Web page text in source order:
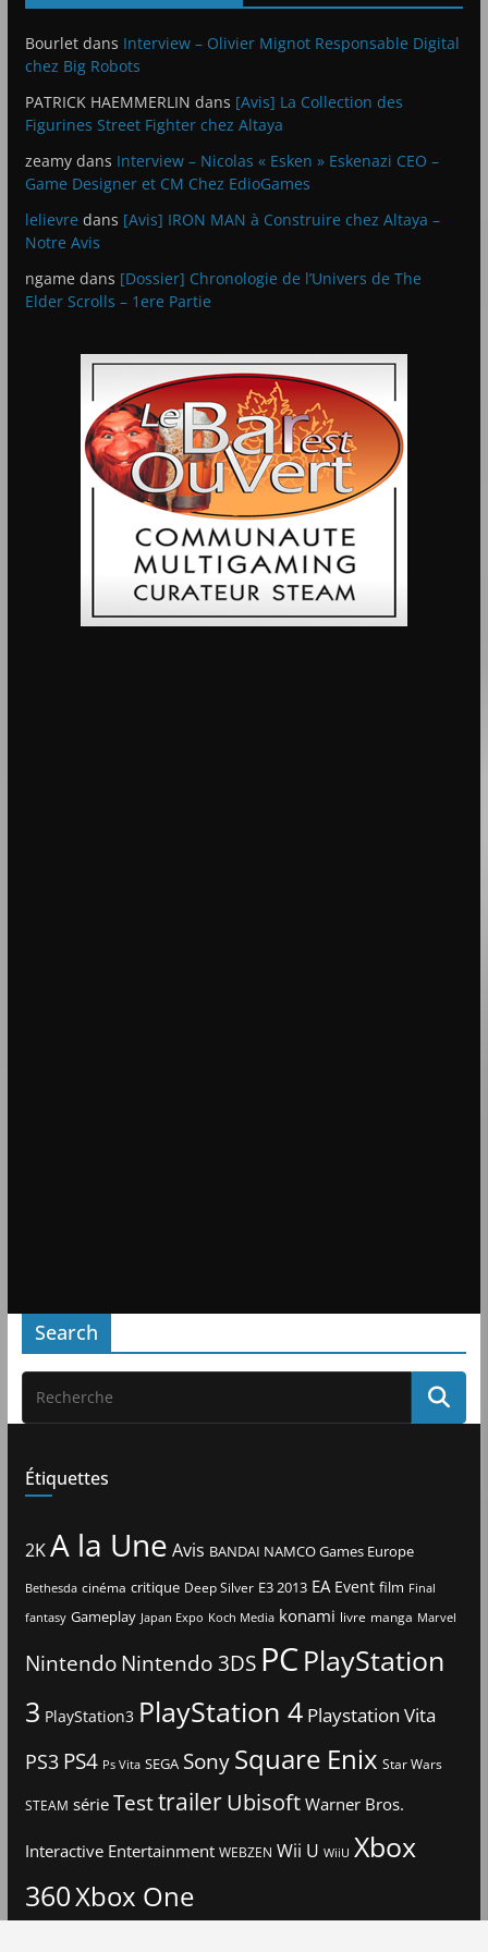
Bourletdans Interview – Olivier Mignot Responsable Digital
chez Big Robots
PATRICK HAEMMERLIN dans [Avis] La Collection des
Figurines Street Fighter chez Altaya
zeamydans Interview – Nicolas « Esken » Eskenazi CEO –
Game Designer et CM Chez EdioGames
lelievre dans [Avis] IRON MAN à Construire chez Altaya –
Notre Avis
ngame dans [Dossier] Chronologie de l’Univers de The
Elder Scrolls – 1ere Partie
Search
Étiquettes
2KA la Une Avis BANDAI NAMCO Games Europe
Bethesda cinéma critique Deep Silver E3 2013 EA Event film Final
fantasy Gameplay Japan Expo Koch Media konami livre manga Marvel
Nintendo Nintendo 3DS PCPlayStation
3 PlayStation3 PlayStation 4 Playstation Vita
PS3 PS4 Ps Vita SEGA Sony Square Enix Star Wars
STEAM série TesttrailerUbisoftWarner Bros.
Interactive Entertainment WEBZEN Wii U WiiU Xbox
360Xbox One